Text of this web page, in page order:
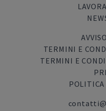
TERMINI E
TERMINI E
POLITICA